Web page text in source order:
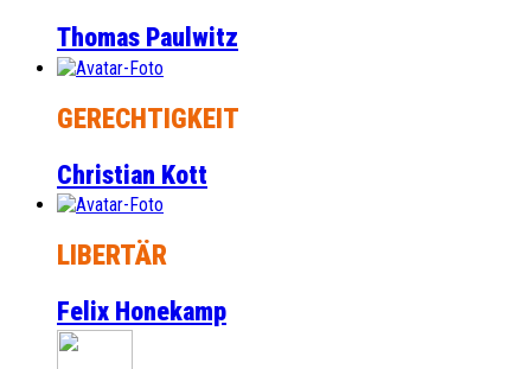
Thomas Paulwitz
GERECHTIGKEIT
Christian Kott
LIBERTÄR
Felix Honekamp